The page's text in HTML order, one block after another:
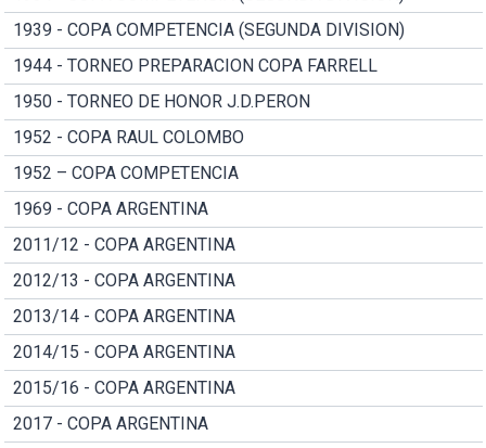
1939 - COPA COMPETENCIA (SEGUNDA DIVISION)
1944 - TORNEO PREPARACION COPA FARRELL
1950 - TORNEO DE HONOR J.D.PERON
1952 - COPA RAUL COLOMBO
1952 – COPA COMPETENCIA
1969 - COPA ARGENTINA
2011/12 - COPA ARGENTINA
2012/13 - COPA ARGENTINA
2013/14 - COPA ARGENTINA
2014/15 - COPA ARGENTINA
2015/16 - COPA ARGENTINA
2017 - COPA ARGENTINA